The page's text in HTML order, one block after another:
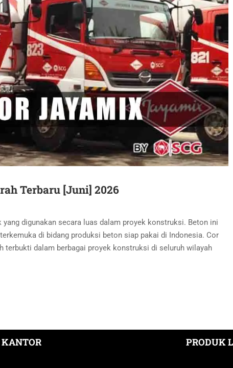
Terbaru [Juni] 2026
digunakan secara luas dalam proyek konstruksi. Beton ini
di bidang produksi beton siap pakai di Indonesia. Cor
dalam berbagai proyek konstruksi di seluruh wilayah
PRODUK